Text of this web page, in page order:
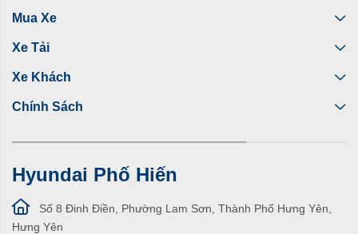
Mua Xe
Xe Tải
Xe Khách
Chính Sách
Hyundai Phố Hiến
Số 8 Đinh Điền, Phường Lam Sơn, Thành Phố Hưng Yên,
Hưng Yên